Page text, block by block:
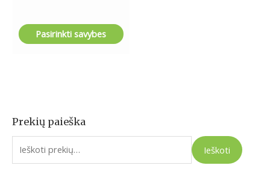
Prekių paieška
I
e
Ieškoti
Pasirinkti savybes